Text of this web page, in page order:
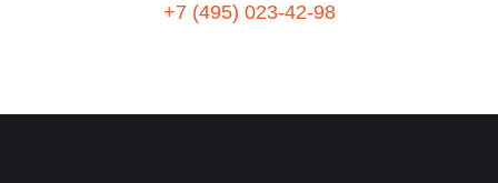
+7 (495) 023-42-98